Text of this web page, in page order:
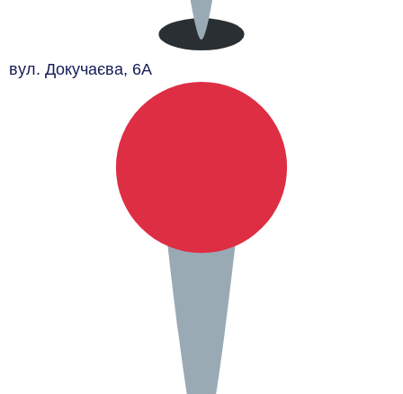
вул. Докучаєва, 6А